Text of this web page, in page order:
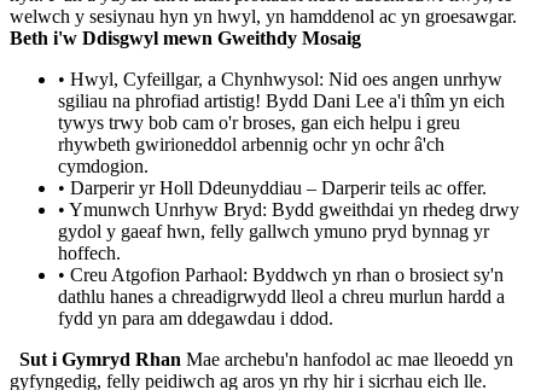
welwch y sesiynau hyn yn hwyl, yn hamddenol ac yn groesawgar.
Beth i'w Ddisgwyl mewn Gweithdy Mosaig
• Hwyl, Cyfeillgar, a Chynhwysol: Nid oes angen unrhyw
sgiliau na phrofiad artistig! Bydd Dani Lee a'i thîm yn eich
tywys trwy bob cam o'r broses, gan eich helpu i greu
rhywbeth gwirioneddol arbennig ochr yn ochr â'ch
cymdogion.
• Darperir yr Holl Ddeunyddiau – Darperir teils ac offer.
• Ymunwch Unrhyw Bryd: Bydd gweithdai yn rhedeg drwy
gydol y gaeaf hwn, felly gallwch ymuno pryd bynnag yr
hoffech.
• Creu Atgofion Parhaol: Byddwch yn rhan o brosiect sy'n
dathlu hanes a chreadigrwydd lleol a chreu murlun hardd a
fydd yn para am ddegawdau i ddod.
Sut i Gymryd Rhan Mae archebu'n hanfodol ac mae lleoedd yn
gyfyngedig, felly peidiwch ag aros yn rhy hir i sicrhau eich lle.